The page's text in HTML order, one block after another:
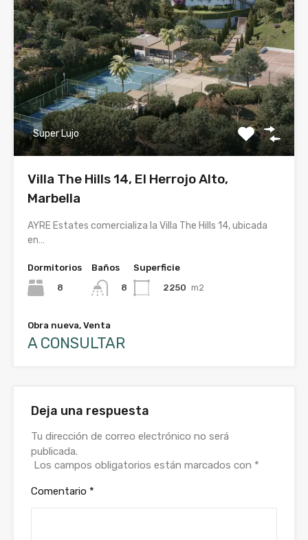
Super Lujo
Villa The Hills 14, El Herrojo Alto,
Marbella
AYRE Estates comercializa la Villa The Hills 14, ubicada
en…
Dormitorios
8
Baños
8
Superficie
2250 m2
Obra nueva, Venta
A CONSULTAR
Deja una respuesta
Tu dirección de correo electrónico no será
publicada.
Los campos obligatorios están marcados con *
Comentario *